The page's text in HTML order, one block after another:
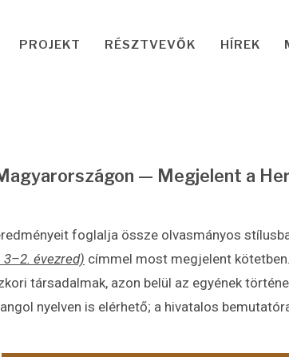
PROJEKT RÉSZTVEVŐK HÍREK
— Megjelent a
foglalja össze olvasmányos
évezred) címmel most megjelent
társadalmak, azon belül az egyének
nyelven is elérhető; a hivatalos